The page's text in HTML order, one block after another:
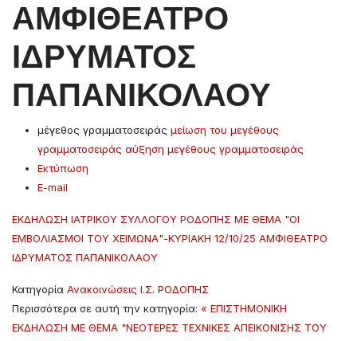
ΑΜΦΙΘΕΑΤΡΟ
ΙΔΡΥΜΑΤΟΣ
ΠΑΠΑΝΙΚΟΛΑΟΥ
μέγεθος γραμματοσειράς μείωση του μεγέθους
γραμματοσειράς αύξηση μεγέθους γραμματοσειράς
Εκτύπωση
E-mail
ΕΚΔΗΛΩΣΗ ΙΑΤΡΙΚΟΥ ΣΥΛΛΟΓΟΥ ΡΟΔΟΠΗΣ ΜΕ ΘΕΜΑ "ΟΙ
ΕΜΒΟΛΙΑΣΜΟΙ ΤΟΥ ΧΕΙΜΩΝΑ"-ΚΥΡΙΑΚΗ 12/10/25 ΑΜΦΙΘΕΑΤΡΟ
ΙΔΡΥΜΑΤΟΣ ΠΑΠΑΝΙΚΟΛΑΟΥ
Κατηγορία Ανακοινώσεις Ι.Σ. ΡΟΔΟΠΗΣ
Περισσότερα σε αυτή την κατηγορία: « ΕΠΙΣΤΗΜΟΝΙΚΗ
ΕΚΔΗΛΩΣΗ ΜΕ ΘΕΜΑ "ΝΕΟΤΕΡΕΣ ΤΕΧΝΙΚΕΣ ΑΠΕΙΚΟΝΙΣΗΣ ΤΟΥ